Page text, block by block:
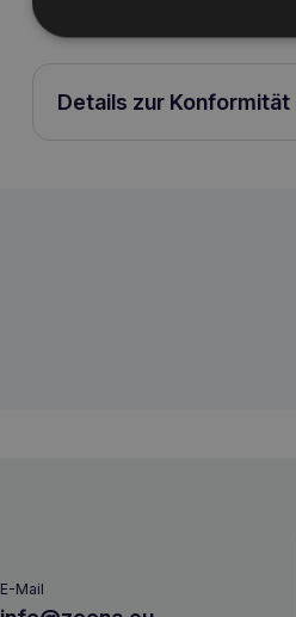
Details zur
E-Mail